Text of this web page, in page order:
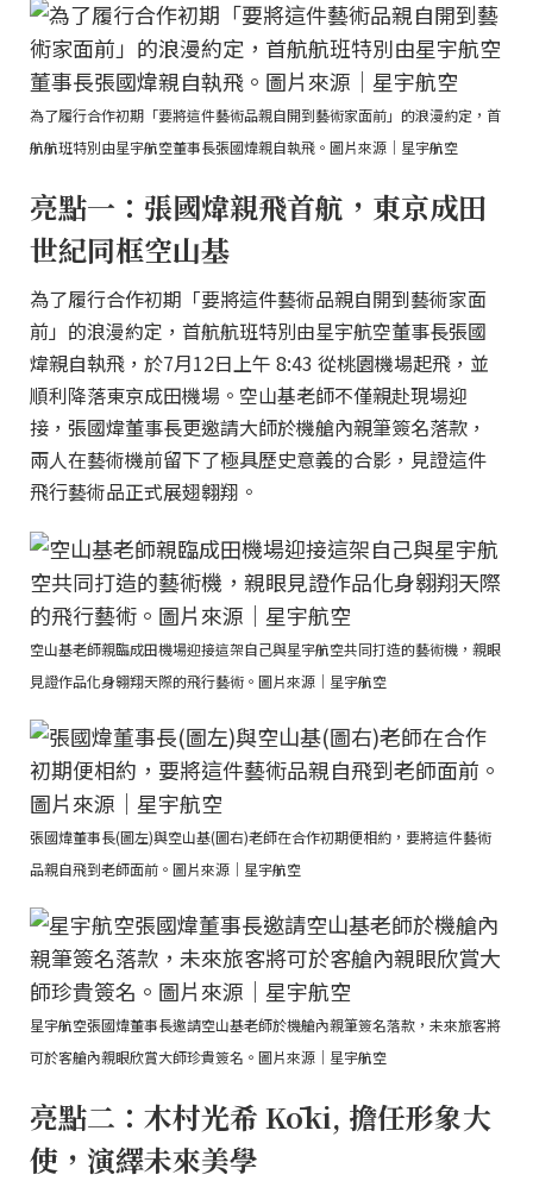
為了履行合作初期「要將這件藝術品親自開到藝術家面前」的浪漫約定，首
航航班特別由星宇航空董事長張國煒親自執飛。圖片來源｜星宇航空
亮點一：張國煒親飛首航，東京成田
世紀同框空山基
為了履行合作初期「要將這件藝術品親自開到藝術家面
前」的浪漫約定，首航航班特別由星宇航空董事長張國
煒親自執飛，於7月12日上午 8:43 從桃園機場起飛，並
順利降落東京成田機場。空山基老師不僅親赴現場迎
接，張國煒董事長更邀請大師於機艙內親筆簽名落款，
兩人在藝術機前留下了極具歷史意義的合影，見證這件
飛行藝術品正式展翅翱翔。
空山基老師親臨成田機場迎接這架自己與星宇航空共同打造的藝術機，親眼
見證作品化身翱翔天際的飛行藝術。圖片來源｜星宇航空
張國煒董事長(圖左)與空山基(圖右)老師在合作初期便相約，要將這件藝術
品親自飛到老師面前。圖片來源｜星宇航空
星宇航空張國煒董事長邀請空山基老師於機艙內親筆簽名落款，未來旅客將
可於客艙內親眼欣賞大師珍貴簽名。圖片來源｜星宇航空
亮點二：木村光希 Kōki, 擔任形象大
使，演繹未來美學